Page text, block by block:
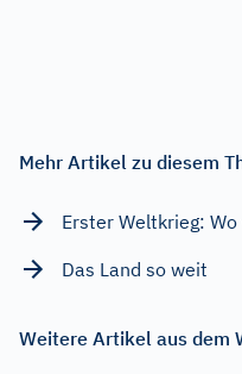
Mehr Artikel zu diesem
Erster Weltkrieg:
Das Land so weit
Weitere Artikel aus dem